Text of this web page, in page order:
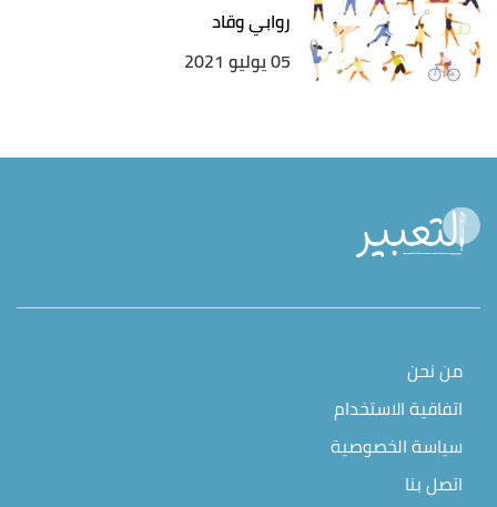
روابي وقاد
05 يوليو 2021
من نحن
اتفاقية الاستخدام
سياسة الخصوصية
اتصل بنا